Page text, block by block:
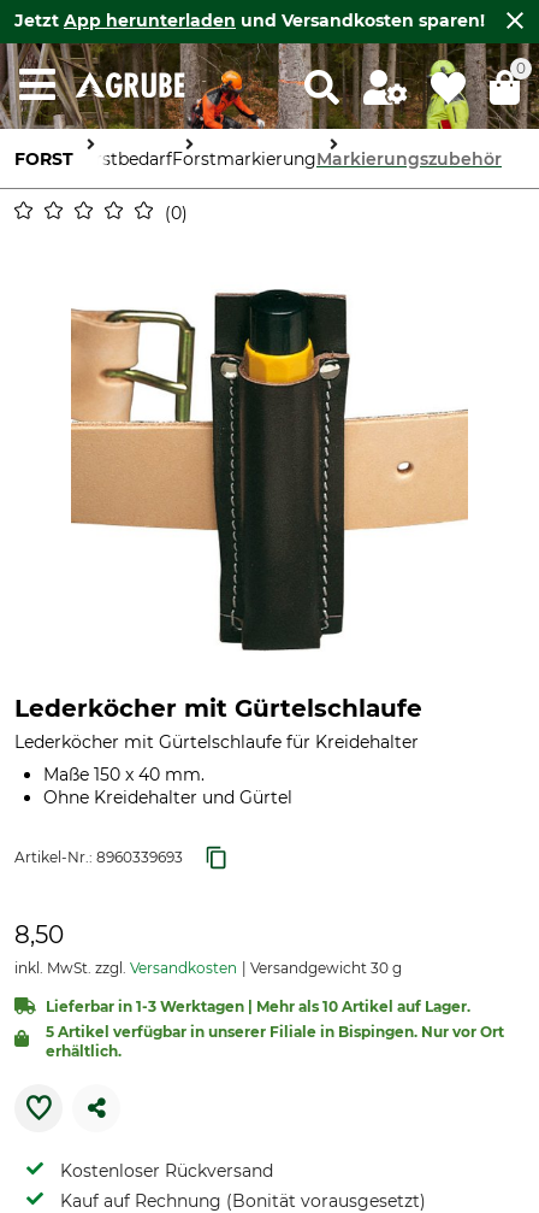
Jetzt App herunterladen und Versandkosten sparen!
0
FORST ForstbedarfForstmarkierungMarkierungszubehör
0
Lederköcher mit Gürtelschlaufe
Lederköcher mit Gürtelschlaufe für Kreidehalter
Maße 150 x 40 mm.
Ohne Kreidehalter und Gürtel
Artikel-Nr.: 8960339693
8,50
inkl. MwSt. zzgl. Versandkosten Versandgewicht 30 g
Lieferbar in 1-3 Werktagen | Mehr als 10 Artikel auf Lager.
5 Artikel verfügbar in unserer Filiale in Bispingen. Nur vor Ort
erhältlich.
Kostenloser Rückversand
Kauf auf Rechnung (Bonität vorausgesetzt)